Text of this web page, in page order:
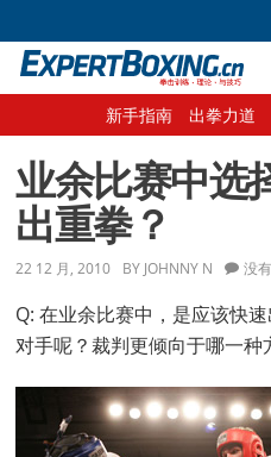
to
primary
to
main
to
primary
to
footer
新手指南 出拳力道
业余比赛中选
出重拳？
22 12 月, 2010 BY JOHNNY N 没
Q: 在业余比赛中，是应该快
对手呢？裁判更倾向于哪一种